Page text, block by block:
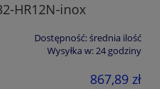
HR12N-inox
Dostępność:średnia ilość
Wysyłka w:24 godziny
867,89 zł